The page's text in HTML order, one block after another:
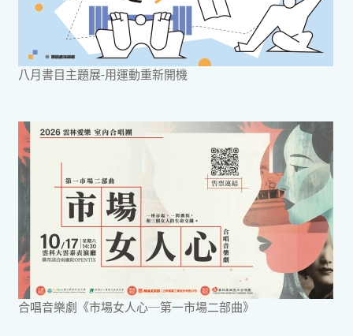
八月書目主題展-用運動重新開機
合唱音樂劇《市場女人心─第一市場二部曲》